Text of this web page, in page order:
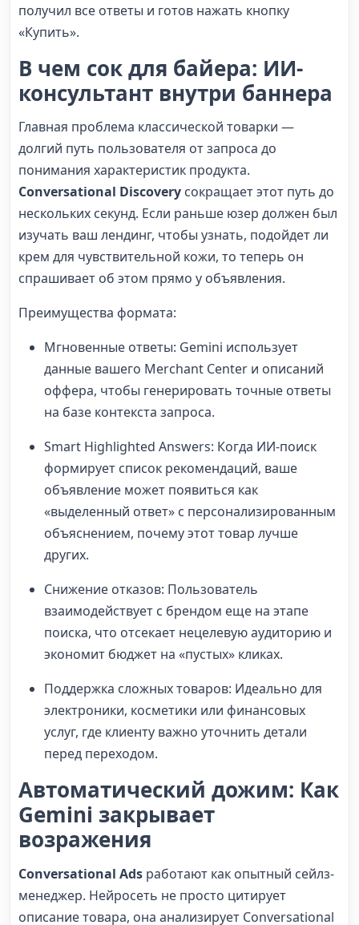
получил все ответы и готов нажать кнопку
«Купить».
В чем сок для байера: ИИ-
консультант внутри баннера
Главная проблема классической товарки —
долгий путь пользователя от запроса до
понимания характеристик продукта.
Conversational Discovery сокращает этот путь до
нескольких секунд. Если раньше юзер должен был
изучать ваш лендинг, чтобы узнать, подойдет ли
крем для чувствительной кожи, то теперь он
спрашивает об этом прямо у объявления.
Преимущества формата:
Мгновенные ответы: Gemini использует
данные вашего Merchant Center и описаний
оффера, чтобы генерировать точные ответы
на базе контекста запроса.
Smart Highlighted Answers: Когда ИИ-поиск
формирует список рекомендаций, ваше
объявление может появиться как
«выделенный ответ» с персонализированным
объяснением, почему этот товар лучше
других.
Снижение отказов: Пользователь
взаимодействует с брендом еще на этапе
поиска, что отсекает нецелевую аудиторию и
экономит бюджет на «пустых» кликах.
Поддержка сложных товаров: Идеально для
электроники, косметики или финансовых
услуг, где клиенту важно уточнить детали
перед переходом.
Автоматический дожим: Как
Gemini закрывает
возражения
Conversational Ads работают как опытный сейлз-
менеджер. Нейросеть не просто цитирует
описание товара, она анализирует Conversational